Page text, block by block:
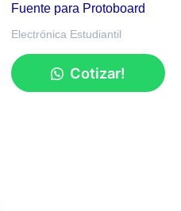
Fuente para Protoboard
Electrónica Estudiantil
Cotizar!